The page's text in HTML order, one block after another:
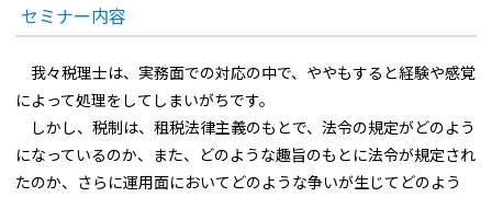
セミナー内容
我々税理士は、実務面での対応の中で、ややもすると経験や感覚
によって処理をしてしまいがちです。
しかし、税制は、租税法律主義のもとで、法令の規定がどのよう
になっているのか、また、どのような趣旨のもとに法令が規定され
たのか、さらに運用面においてどのような争いが生じてどのよう